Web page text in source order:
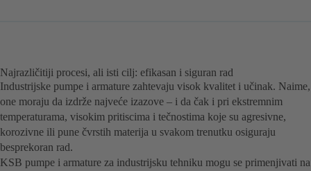
Najrazličitiji procesi, ali isti cilj: efikasan i siguran rad
Industrijske pumpe i armature zahtevaju visok kvalitet i učinak. Naime,
one moraju da izdrže najveće izazove – i da čak i pri ekstremnim
temperaturama, visokim pritiscima i tečnostima koje su agresivne,
korozivne ili pune čvrstih materija u svakom trenutku osiguraju
besprekoran rad.
KSB pumpe i armature za industrijsku tehniku mogu se primenjivati na